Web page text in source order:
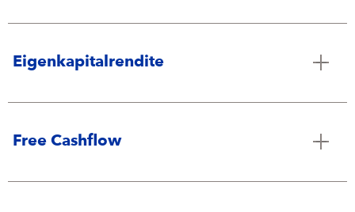
Eigenkapitalrendite
Free Cashflow